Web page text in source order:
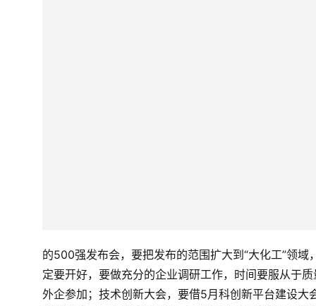
的500强发布会，要把发布的范围扩大到“大化工”领
定要开好，要做充分的企业调研工作，时间要服从于
外企参加；技术创新大会，要借5月科创新平台建设大